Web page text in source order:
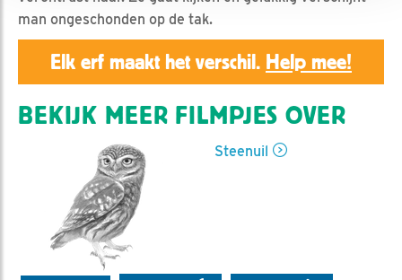
man ongeschonden op de tak.
Elk erf maakt het verschil. Help mee!
BEKIJK MEER FILMPJES OVER
Steenuil